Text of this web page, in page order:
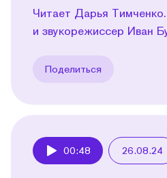
Читает Дарья
и звукорежиссер Иван
Поделиться
00:48 26.08.24